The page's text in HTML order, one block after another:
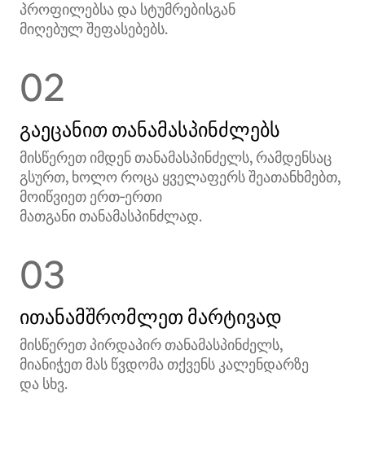
პროფილებსა და სტუმრებისგან
მიღებულ შეფასებებს.
02
გაეცანით თანამასპინძლებს
მისწერეთ იმდენ თანამასპინძელს, რამდენსაც
გსურთ, ხოლო როცა ყველაფერს შეათანხმებთ,
მოიწვიეთ ერთ‑ერთი
მათგანი თანამასპინძლად.
03
ითანამშრომლეთ მარტივად
მისწერეთ პირდაპირ თანამასპინძელს,
მიანიჭეთ მას წვდომა თქვენს კალენდარზე
და სხვ.